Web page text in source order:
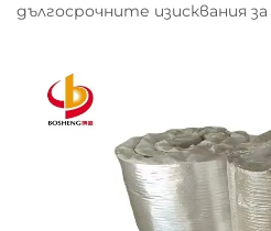
дългосрочните изисквания